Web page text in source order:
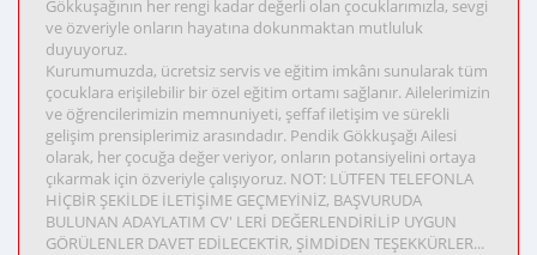
Gökkuşağının her rengi kadar değerli olan çocuklarımızla, sevgi
ve özveriyle onların hayatına dokunmaktan mutluluk
duyuyoruz.
Kurumumuzda, ücretsiz servis ve eğitim imkânı sunularak tüm
çocuklara erişilebilir bir özel eğitim ortamı sağlanır. Ailelerimizin
ve öğrencilerimizin memnuniyeti, şeffaf iletişim ve sürekli
gelişim prensiplerimiz arasındadır. Pendik Gökkuşağı Ailesi
olarak, her çocuğa değer veriyor, onların potansiyelini ortaya
çıkarmak için özveriyle çalışıyoruz. NOT: LÜTFEN TELEFONLA
HİÇBİR ŞEKİLDE İLETİŞİME GEÇMEYİNİZ, BAŞVURUDA
BULUNAN ADAYLATIM CV' LERİ DEĞERLENDİRİLİP UYGUN
GÖRÜLENLER DAVET EDİLECEKTİR, ŞİMDİDEN TEŞEKKÜRLER...